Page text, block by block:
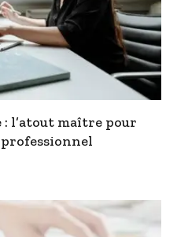
: l’atout maître pour